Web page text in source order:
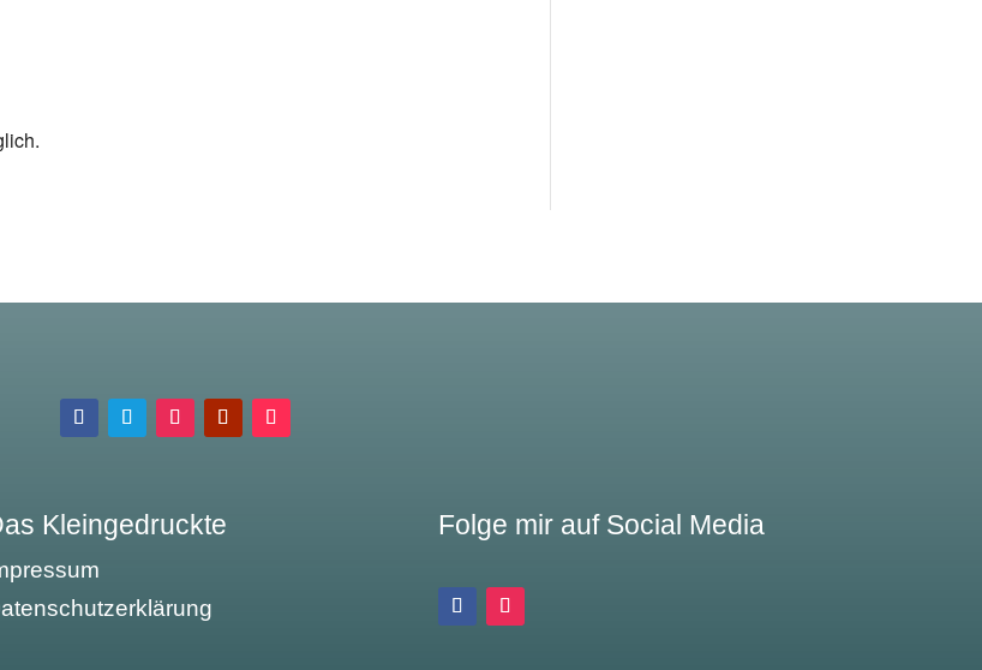
Kleingedruckte Folge mir auf Social Media